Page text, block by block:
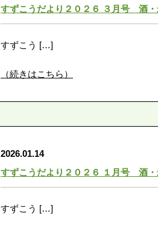
すずこうだより２０２６ ３月号 酒
すずこう […]
（続きはこちら）
2026.01.14
すずこうだより２０２６ １月号 酒
すずこう […]